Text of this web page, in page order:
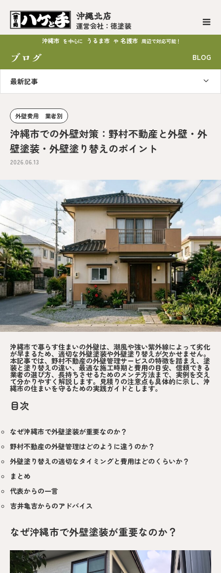
沖縄北店
運営会社：徳塗装
沖縄市 を中心に うるま市 や 名護市 周辺で対応可能！
ブログ BLOG
最新記事
外壁費用 業者別
沖縄市での外壁対策：野村不動産と外壁・外
壁塗装・外壁塗り替えのポイント
2026.06.13
沖縄市で暮らす住まいの外壁は、潮風や強い紫外線によって劣化
が早まるため、適切な外壁塗装や外壁塗り替えが欠かせません。
本記事では、野村不動産の外壁管理サービスの特徴を踏まえ、塗
装と塗り替えの違い、最適な施工時期と費用の目安、信頼できる
業者の選び方、長持ちさせるためのメンテ方法まで、実例を交え
て分かりやすく解説します。見積りの注意点も具体的に示し、沖
縄市の住まいを守るための実践ガイドとします。
目次
なぜ沖縄市で外壁塗装が重要なのか？
野村不動産の外壁管理はどのように違うのか？
外壁塗り替えの適切なタイミングと費用はどのくらいか？
まとめ
代表からの一言
吉井亀吉からのアドバイス
なぜ沖縄市で外壁塗装が重要なのか？